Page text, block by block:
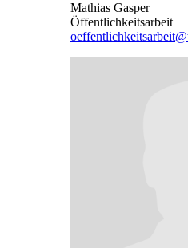
Mathias Gasper
Öffentlichkeitsarbeit